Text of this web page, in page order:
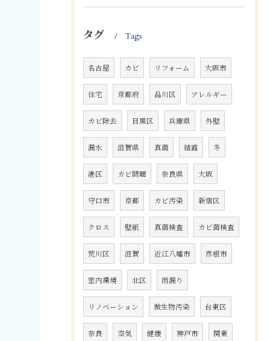
タグ Tags
名古屋 カビ リフォーム 大阪市
住宅 京都府 品川区 アレルギー
カビ除去 目黒区 兵庫県 外壁
漏水 滋賀県 真菌 結露 冬
港区 カビ問題 奈良県 大阪
守口市 京都 カビ汚染 新宿区
クロス 壁紙 真菌検査 カビ菌検査
荒川区 滋賀 近江八幡市 彦根市
室内環境 北区 雨漏り
リノベーション 微生物汚染 台東区
奈良 空気 健康 神戸市 関東